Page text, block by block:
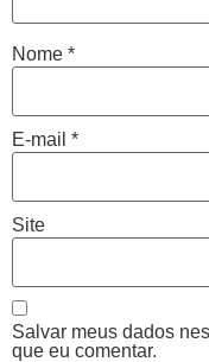
Nome *
E-mail *
Site
Salvar meus dados
que eu comentar.